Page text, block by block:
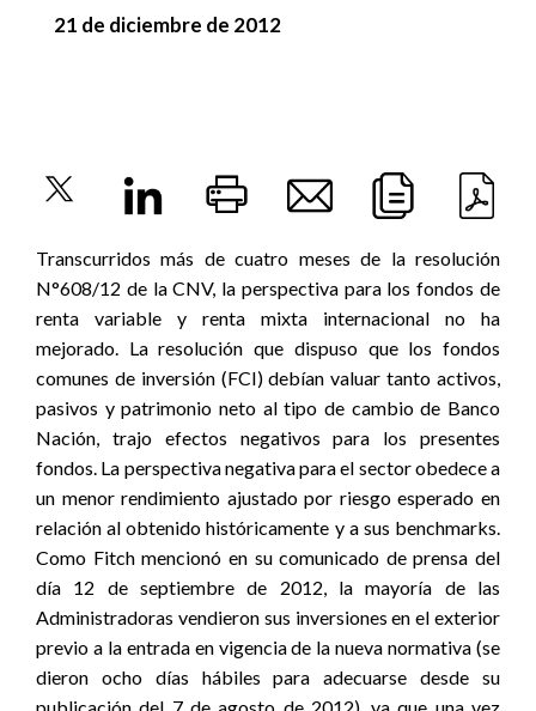
21 de diciembre de 2012
Transcurridos más de cuatro meses de la resolución
N°608/12 de la CNV, la perspectiva para los fondos de
renta variable y renta mixta internacional no ha
mejorado. La resolución que dispuso que los fondos
comunes de inversión (FCI) debían valuar tanto activos,
pasivos y patrimonio neto al tipo de cambio de Banco
Nación, trajo efectos negativos para los presentes
fondos. La perspectiva negativa para el sector obedece a
un menor rendimiento ajustado por riesgo esperado en
relación al obtenido históricamente y a sus benchmarks.
Como Fitch mencionó en su comunicado de prensa del
día 12 de septiembre de 2012, la mayoría de las
Administradoras vendieron sus inversiones en el exterior
previo a la entrada en vigencia de la nueva normativa (se
dieron ocho días hábiles para adecuarse desde su